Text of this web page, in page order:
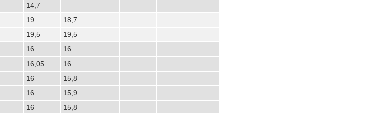
14,7
19
18,7
19,5 19,5
16
16
16,05
16
16
15,8
16
15,9
16 15,8